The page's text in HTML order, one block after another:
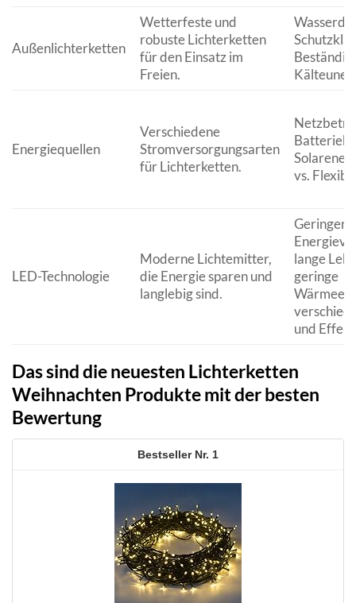
Außenlichterketten
Wetterfeste und
robuste Lichterketten
für den Einsatz im
Freien.
Energiequellen
Verschiedene
Stromversorgungsarten
für Lichterketten.
vs.
LED-Technologie
Moderne Lichtemitter,
die Energie sparen und
langlebig sind.
Geringer
lange
geringe
und
Das sind die neuesten Lichterketten
Weihnachten Produkte mit der besten
Bewertung
1